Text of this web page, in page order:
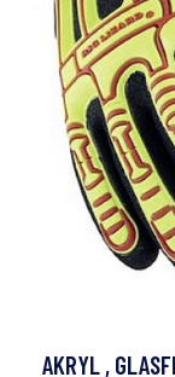
AKRYL ,